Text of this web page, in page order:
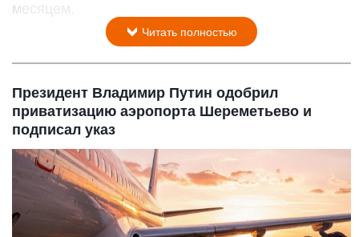
месяцем.
Читать полностью
Президент Владимир Путин одобрил
приватизацию аэропорта Шереметьево и
подписал указ